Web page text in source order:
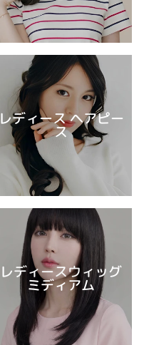
レディース ヘアピー
ス
レディースウィッグ
ミディアム